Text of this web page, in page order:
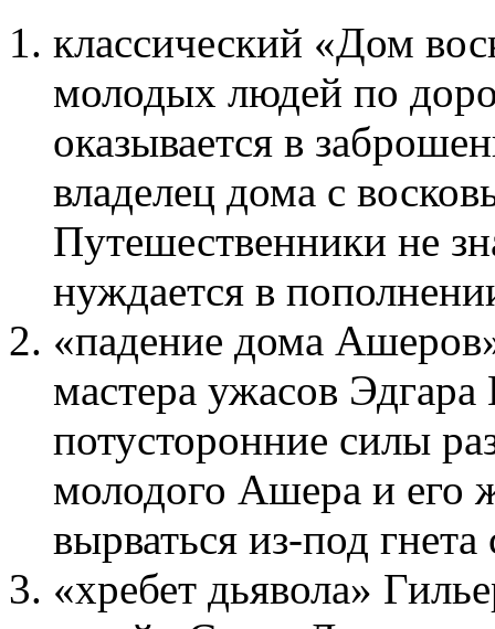
классический «Дом
молодых людей по
оказывается в
владелец дома с
Путешественники не
нуждается в
«падение дома
мастера ужасов
потусторонние силы
молодого Ашера и его
вырваться из-под гнета
«хребет дьявола»